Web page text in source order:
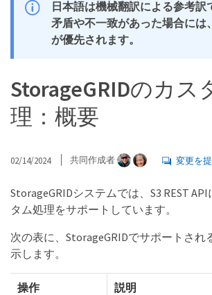
日本語は機械翻訳による参考訳
矛盾や不一致があった場合には
が優先されます。
StorageGRIDのカス
理：概要
02/14/2024 共同作成者 変更を
StorageGRIDシステムでは、S3 REST
タム処理をサポートしています。
次の表に、StorageGRIDでサポートされ
示します。
操作 説明